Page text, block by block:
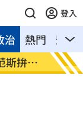
登入
熱門 影音
治
斯拚
美情
國